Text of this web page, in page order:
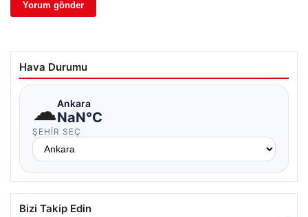
Hava Durumu
☁Ankara
NaN°C
ŞEHIR SEÇ
Bizi Takip Edin